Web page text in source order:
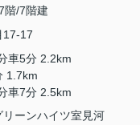
階/7階建
17-17
車5分 2.2km
1.7km
車7分 2.5km
ーンハイツ室見河